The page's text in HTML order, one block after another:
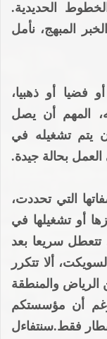
الحديدية.
المبهج، نأمل
فضيا أو ذهبيا،
المهم أن يصل
يتم تشغيله في
بحالة جيدة.
التي تحددت،
أو تشغيلها في
سريعا بعد
ألا تتكرر
الرياض والمنطقة
رغم أن مؤسستكم
فقط.سنتفاءل